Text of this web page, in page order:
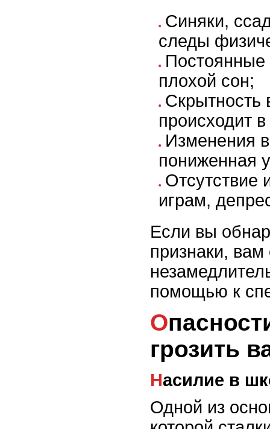
Синяки,
следы
Постоянные
плохой сон;
Скрытность
происходит
Изменения
пониженная
Отсутствие
играм,
Если вы
признаки, вам
помощью к
Опасности, которые могут
грозить
Насилие в
Одной из